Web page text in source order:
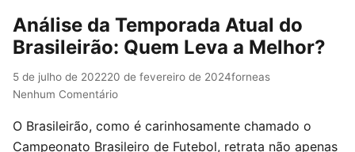
Análise da Temporada Atual do
Brasileirão: Quem Leva a Melhor?
5 de julho de 202220 de fevereiro de 2024forneas
Nenhum Comentário
O Brasileirão, como é carinhosamente chamado o
Campeonato Brasileiro de Futebol, retrata não apenas